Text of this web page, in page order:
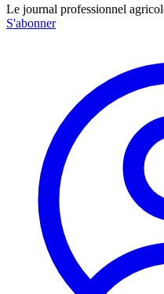
Le journal professionnel
S'abonner